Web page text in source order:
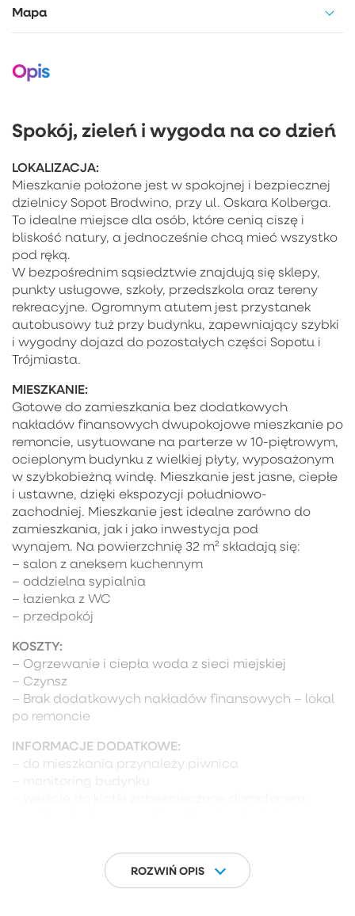
Mapa
Opis
Spokój, zieleń i wygoda na co dzień
LOKALIZACJA:
Mieszkanie położone jest w spokojnej i bezpiecznej
dzielnicy Sopot Brodwino, przy ul. Oskara Kolberga.
To idealne miejsce dla osób, które cenią ciszę i
bliskość natury, a jednocześnie chcą mieć wszystko
pod ręką.
W bezpośrednim sąsiedztwie znajdują się sklepy,
punkty usługowe, szkoły, przedszkola oraz tereny
rekreacyjne. Ogromnym atutem jest przystanek
autobusowy tuż przy budynku, zapewniający szybki
i wygodny dojazd do pozostałych części Sopotu i
Trójmiasta.
MIESZKANIE:
Gotowe do zamieszkania bez dodatkowych
nakładów finansowych dwupokojowe mieszkanie po
remoncie, usytuowane na parterze w 10-piętrowym,
ocieplonym budynku z wielkiej płyty, wyposażonym
w szybkobieżną windę. Mieszkanie jest jasne, ciepłe
i ustawne, dzięki ekspozycji południowo-
zachodniej. Mieszkanie jest idealne zarówno do
zamieszkania, jak i jako inwestycja pod
wynajem. Na powierzchnię 32 m² składają się:
– salon z aneksem kuchennym
– oddzielna sypialnia
– łazienka z WC
– przedpokój
KOSZTY:
– Ogrzewanie i ciepła woda z sieci miejskiej
– Czynsz
– Brak dodatkowych nakładów finansowych – lokal
po remoncie
INFORMACJE DODATKOWE:
– do mieszkania przynależy piwnica
– monitoring budynku
– wydanie do uzgodnienia
ZAPRASZAM NA PREZENTACJE!
ROZWIŃ OPIS